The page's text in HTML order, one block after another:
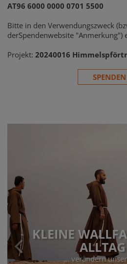
AT96 6000 0000 0701 5500
Bitte in den Verwendungszweck
derSpendenwebsite "Anmerkung")
Projekt: 20240016
SPENDEN
KLEINE
... verändern